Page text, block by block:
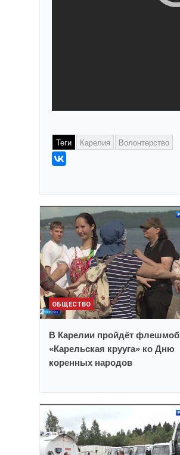
Теги Карелия Волонтерство
ОБЩЕСТВО
В Карелии пройдёт флешмоб
«Карельская крууга» ко Дню
коренных народов